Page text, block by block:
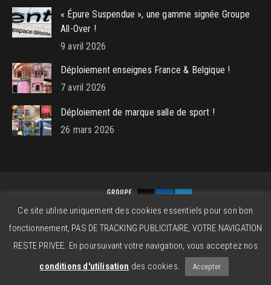
« Épure Suspendue », une gamme signée Groupe
All-Over !
9 avril 2026
Déploiement enseignes France & Belgique !
7 avril 2026
Déploiement de marque salle de sport !
26 mars 2026
Groupe All-Over © 2026 - Powered bybeatitude.eu
Ce site utilise uniquement des cookies essentiels pour son bon
fonctionnement, PAS DE TRACKING PUBLICITAIRE, VOTRE NAVIGATION
RESTE PRIVEE. En poursuivant votre navigation, vous acceptez nos
conditions d'utilisation des cookies. Accepter
01 64 95 08 96